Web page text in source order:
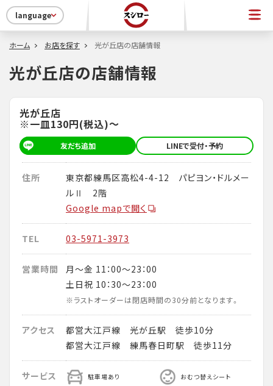
language
ホーム お店を探す 光が丘店の店舗情報
光が丘店の店舗情報
光が丘店
※一皿130円(税込)～
友だち追加 LINEで受付・予約
住所
東京都練馬区高松4-4-12 パピヨン・ドルメー
ルⅡ 2階
Google mapで開く
TEL 03-5971-3973
営業時間
月～金 11：00～23：00
土日祝 10：30～23：00
※ラストオーダーは閉店時間の30分前となります。
アクセス
都営大江戸線 光が丘駅 徒歩10分
都営大江戸線 練馬春日町駅 徒歩11分
サービス 駐車場あり おむつ替えシート